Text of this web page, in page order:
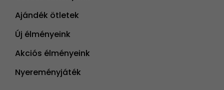
Ajándék ötletek
Új élményeink
Akciós élményeink
Nyereményjáték